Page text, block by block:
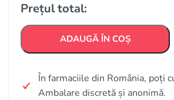
Prețul total:
ADAUGĂ ÎN COȘ
În farmaciile din România, poți
Ambalare discretă și anonimă.